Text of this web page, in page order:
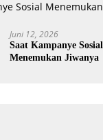
Juni 12, 2026
Saat Kampanye Sosial
Menemukan Jiwanya